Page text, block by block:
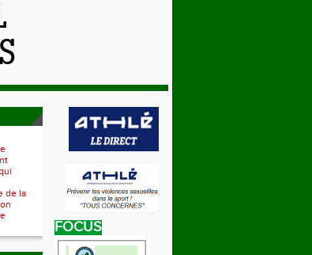
de la
FOCUS